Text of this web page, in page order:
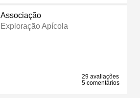
Associação
Exploração Apícola
29 avaliações
5 comentários